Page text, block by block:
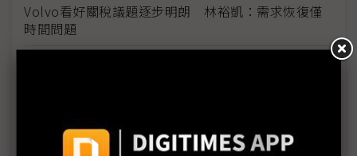
Volvo看好關稅議題逐步明朗 林裕凱：需求恢復僅
時間問題
關稅與油價變數影響有限 和泰車看2Q26市況穩定、
2026全年上看44萬輛